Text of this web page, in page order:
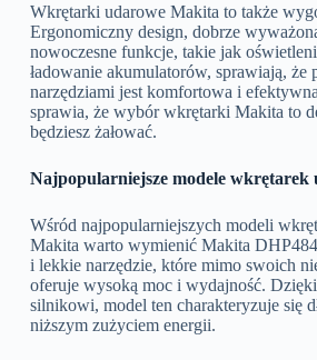
Wkrętarki udarowe Makita to także
Ergonomiczny design, dobrze
nowoczesne funkcje, takie jak
ładowanie akumulatorów, sprawiają, że
narzędziami jest komfortowa i
sprawia, że wybór wkrętarki Makita to
będziesz żałować.
Najpopularniejsze modele wkrętarek
Wśród najpopularniejszych modeli
Makita warto wymienić Makita
i lekkie narzędzie, które mimo swoich
oferuje wysoką moc i wydajność.
silnikowi, model ten charakteryzuje się
niższym zużyciem energii.